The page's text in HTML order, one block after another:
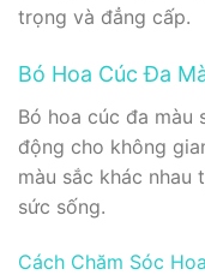
trọng và đẳng cấp.
Bó Hoa Cúc Đa
Bó hoa cúc đa màu
động cho không
màu sắc khác
sức sống.
Cách Chăm Sóc